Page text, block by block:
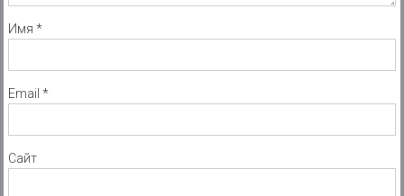
Имя *
Email *
Сайт